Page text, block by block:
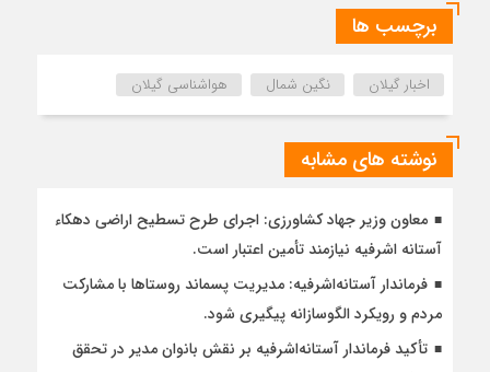
برچسب ها
اخبار گیلان نگین شمال هواشناسی گیلان
نوشته های مشابه
معاون وزیر جهاد کشاورزی: اجرای طرح تسطیح اراضی دهکاء
آستانه اشرفیه نیازمند تأمین اعتبار است.
فرماندار آستانه‌اشرفیه: مدیریت پسماند روستاها با مشارکت
مردم و رویکرد الگوسازانه پیگیری شود.
تأکید فرماندار آستانه‌اشرفیه بر نقش بانوان مدیر در تحقق